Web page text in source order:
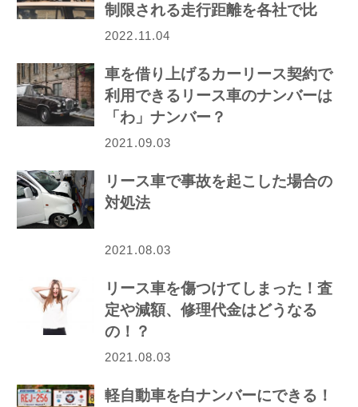
制限される走行距離を各社で比
較！
2022.11.04
車を借り上げるカーリース契約で
利用できるリース車のナンバーは
「わ」ナンバー？
2021.09.03
リース車で事故を起こした場合の
対処法
2021.08.03
リース車を傷つけてしまった！査
定や減額、修理代金はどうなる
の！？
2021.08.03
軽自動車を白ナンバーにできる！